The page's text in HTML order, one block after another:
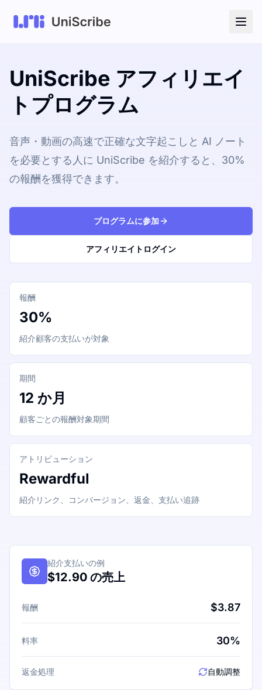
UniScribe アフィリエイ
トプログラム
音声・動画の高速で正確な文字起こしと AI ノート
を必要とする人に UniScribe を紹介すると、30%
の報酬を獲得できます。
プログラムに参加
アフィリエイトログイン
報酬
30%
紹介顧客の支払いが対象
期間
12 か月
顧客ごとの報酬対象期間
アトリビューション
Rewardful
紹介リンク、コンバージョン、返金、支払い追跡
紹介支払いの例
$12.90 の売上
報酬 $3.87
料率 30%
返金処理 自動調整